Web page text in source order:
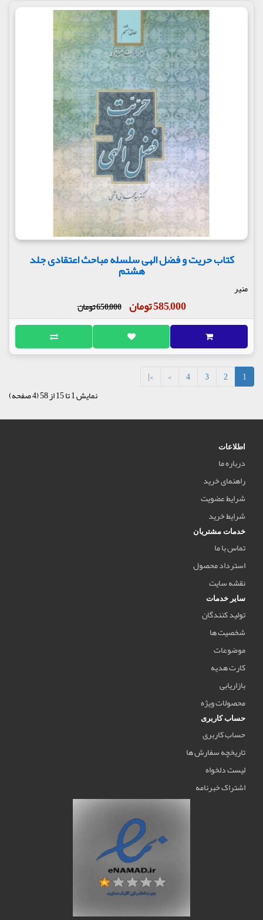
کتاب حریت و فضل الهی سلسله مباحث اعتقادی جلد
هشتم
منیر
585,000 تومان 650,000 تومان
1
2
3
4
>
>|
نمایش 1 تا 15 از 58 (4 صفحه)
اطلاعات
درباره ما
راهنمای خرید
شرایط عضویت
شرایط خرید
خدمات مشتریان
تماس با ما
استرداد محصول
نقشه سایت
سایر خدمات
تولید کنندگان
شخصیت ها
موضوعات
کارت هدیه
بازاریابی
محصولات ویژه
حساب کاربری
حساب کاربری
تاریخچه سفارش ها
لیست دلخواه
اشتراک خبرنامه